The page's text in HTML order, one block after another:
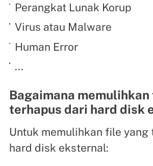
Perangkat Lunak Korup
Virus atau Malware
Human Error
...
Bagaimana
terhapus dari hard disk
Untuk memulihkan file yang
hard disk eksternal: